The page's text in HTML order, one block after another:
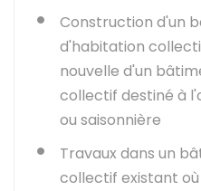
Construction d'un
d'habitation
nouvelle d'un
collectif destiné à
ou saisonnière
Travaux dans un
collectif existant